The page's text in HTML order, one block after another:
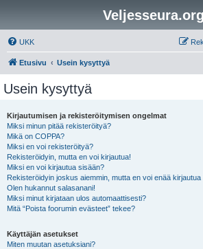
Veljesseura.org
UKK
Etusivu Usein kysyttyä
Usein kysyttyä
Kirjautumisen ja rekisteröitymisen ongelmat
Miksi minun pitää rekisteröityä?
Mikä on COPPA?
Miksi en voi rekisteröityä?
Rekisteröidyin, mutta en voi kirjautua!
Miksi en voi kirjautua sisään?
Rekisteröidyin joskus aiemmin, mutta en voi enää kirjautua
Olen hukannut salasanani!
Miksi minut kirjataan ulos automaattisesti?
Mitä “Poista foorumin evästeet” tekee?
Käyttäjän asetukset
Miten muutan asetuksiani?